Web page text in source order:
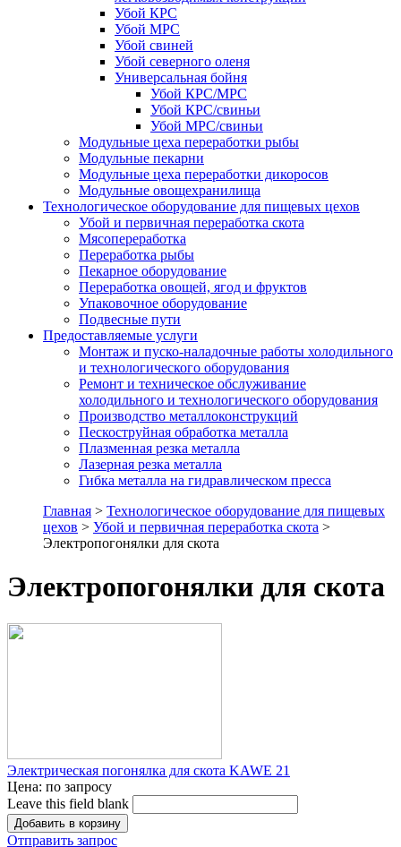
Убой КРС
Убой МРС
Убой свиней
Убой северного оленя
Универсальная бойня
Убой КРС/МРС
Убой КРС/свиньи
Убой МРС/свиньи
Модульные цеха переработки рыбы
Модульные пекарни
Модульные цеха переработки дикоросов
Модульные овощехранилища
Технологическое оборудование для пищевых цехов
Убой и первичная переработка скота
Мясопереработка
Переработка рыбы
Пекарное оборудование
Переработка овощей, ягод и фруктов
Упаковочное оборудование
Подвесные пути
Предоставляемые услуги
Монтаж и пуско-наладочные работы холодильного
и технологического оборудования
Ремонт и техническое обслуживание
холодильного и технологического оборудования
Производство металлоконструкций
Пескоструйная обработка металла
Плазменная резка металла
Лазерная резка металла
Гибка металла на гидравлическом пресса
Главная > Технологическое оборудование для пищевых
цехов > Убой и первичная переработка скота >
Электропогонялки для скота
Электропогонялки для скота
Электрическая погонялка для скота KAWE 21
Цена: по запросу
Leave this field blank
Отправить запрос